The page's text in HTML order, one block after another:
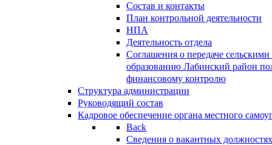
Состав и контакты
План контрольной деятельности
НПА
Деятельность отдела
Соглашения о передаче
образованию Лабинский район
финансовому контролю
Структура администрации
Руководящий состав
Кадровое обеспечение органа местного
Back
Сведения о вакантных